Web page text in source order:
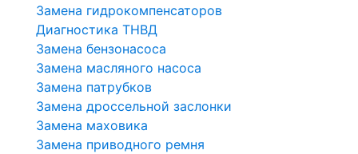
Замена гидрокомпенсаторов
Диагностика ТНВД
Замена бензонасоса
Замена масляного насоса
Замена патрубков
Замена дроссельной заслонки
Замена маховика
Замена приводного ремня